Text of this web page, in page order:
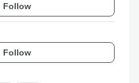
Follow
Follow